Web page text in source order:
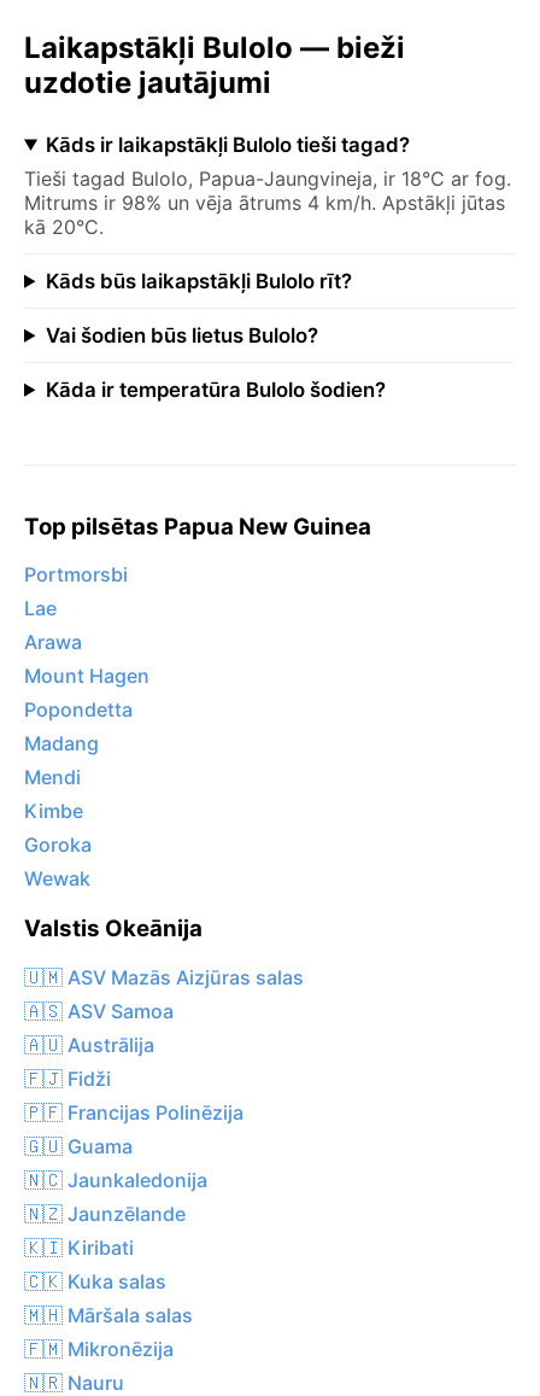
Laikapstākļi Bulolo — bieži
uzdotie jautājumi
Kāds ir laikapstākļi Bulolo tieši tagad?
Tieši tagad Bulolo, Papua-Jaungvineja, ir 18°C ar fog.
Mitrums ir 98% un vēja ātrums 4 km/h. Apstākļi jūtas
kā 20°C.
Kāds būs laikapstākļi Bulolo rīt?
Vai šodien būs lietus Bulolo?
Kāda ir temperatūra Bulolo šodien?
Top pilsētas Papua New Guinea
Portmorsbi
Lae
Arawa
Mount Hagen
Popondetta
Madang
Mendi
Kimbe
Goroka
Wewak
Valstis Okeānija
🇺🇲 ASV Mazās Aizjūras salas
🇦🇸 ASV Samoa
🇦🇺 Austrālija
🇫🇯 Fidži
🇵🇫 Francijas Polinēzija
🇬🇺 Guama
🇳🇨 Jaunkaledonija
🇳🇿 Jaunzēlande
🇰🇮 Kiribati
🇨🇰 Kuka salas
🇲🇭 Māršala salas
🇫🇲 Mikronēzija
🇳🇷 Nauru